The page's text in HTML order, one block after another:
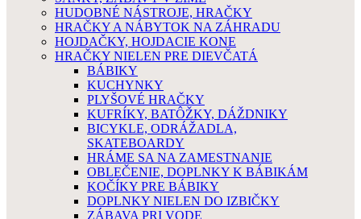
HUDOBNÉ NÁSTROJE, HRAČKY
HRAČKY A NÁBYTOK NA ZÁHRADU
HOJDAČKY, HOJDACIE KONE
HRAČKY NIELEN PRE DIEVČATÁ
BÁBIKY
KUCHYNKY
PLYŠOVÉ HRAČKY
KUFRÍKY, BATÔŽKY, DÁŽDNIKY
BICYKLE, ODRÁŽADLA,
SKATEBOARDY
HRÁME SA NA ZAMESTNANIE
OBLEČENIE, DOPLNKY K BÁBIKÁM
KOČÍKY PRE BÁBIKY
DOPLNKY NIELEN DO IZBIČKY
ZÁBAVA PRI VODE